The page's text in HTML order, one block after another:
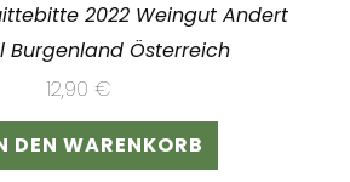
2022 Weingut Andert
Burgenland Österreich
12,90 €
DEN WARENKORB